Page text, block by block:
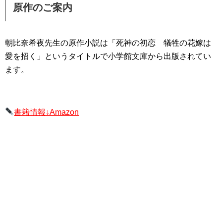
原作のご案内
朝比奈希夜先生の原作小説は「死神の初恋 犠牲の花嫁は
愛を招く
」というタイトルで小学館文庫から出版されてい
ます。
書籍情報↓Amazon